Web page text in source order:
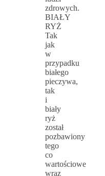
zdrowych.
BIAŁY
RYŻ
Tak
jak
w
przypadku
białego
pieczywa,
tak
i
biały
ryż
został
pozbawiony
tego
co
wartościowe
wraz